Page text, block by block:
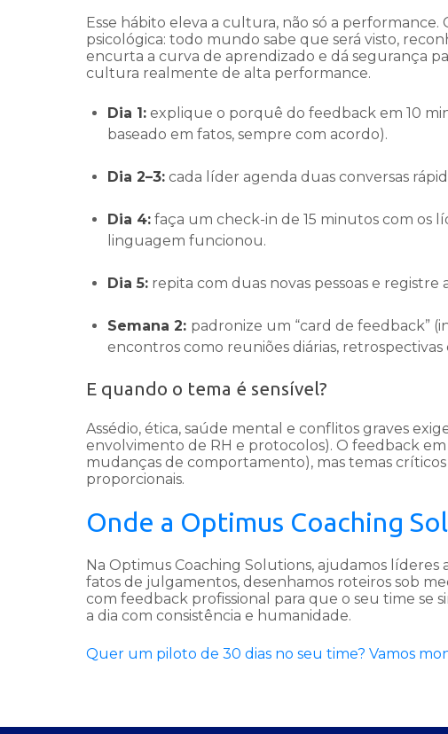
Esse hábito eleva a cultura, não só a
psicológica: todo mundo sabe que será visto,
encurta a curva de aprendizado e dá segurança
cultura realmente de alta performance.
Dia 1: explique o porquê do feedback em 10
baseado em fatos, sempre com acordo).
Dia 2–3: cada líder agenda duas conversas
Dia 4: faça um check-in de 15 minutos com os
linguagem funcionou.
Dia 5: repita com duas novas pessoas e registre
Semana 2: padronize um “card de feedback”
encontros como reuniões diárias, retrospectivas
E quando o tema é sensível?
Assédio, ética, saúde mental e conflitos graves
envolvimento de RH e protocolos). O feedback
mudanças de comportamento), mas temas
proporcionais.
Onde a Optimus Coaching
Na Optimus Coaching Solutions, ajudamos
fatos de julgamentos, desenhamos roteiros sob
com feedback profissional para que o seu time se
a dia com consistência e humanidade.
Quer um piloto de 30 dias no seu time? Vamos